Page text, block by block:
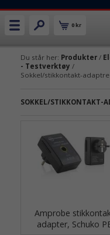
0 kr
Du står her: Produkter/
- Testverktøy /
Sokkel/stikkontakt-adaptre
SOKKEL/STIKKONTAKT-
Amprobe
adapter, Schuko